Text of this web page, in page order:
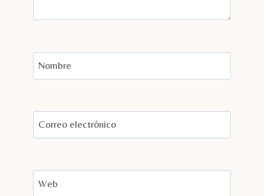
Nombre
Correo electrónico
Web